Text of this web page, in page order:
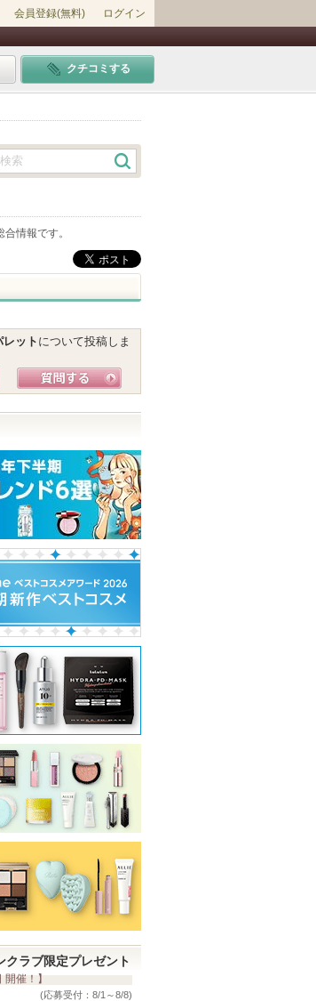
会員登録(無料) ログイン
クチコミする
情報です。
レット について投稿しま
クラブ限定プレゼント
催！】
(応募受付：8/1～8/8)